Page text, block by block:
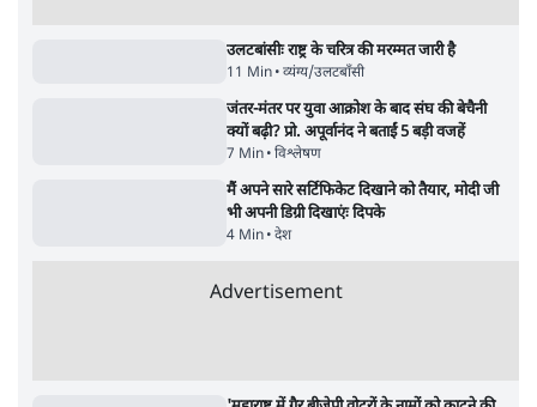
BJP और मोदी ‘गॉडफादर’ भागवत की Gen Z पर
सलाह मानेंः अभिजीत दिपके
5 Min•देश
महुआ मोइत्रा से SC ने कहा- ' अंडों से क्यों डरती हैं?
स्वतंत्रता सेनानी सीने पर गोली खाते थे'
4 Min•देश